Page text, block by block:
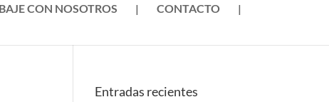
CON NOSOTROS | CONTACTO |
Entradas recientes